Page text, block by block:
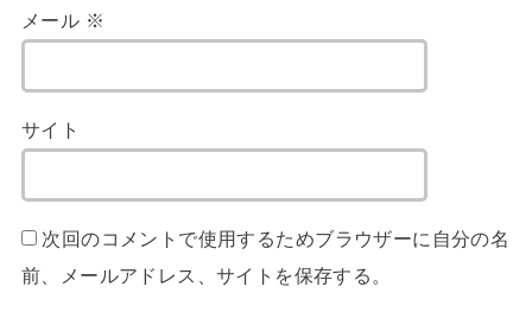
メール ※
サイト
次回のコメントで使用するためブラウザーに自分の名
前、メールアドレス、サイトを保存する。